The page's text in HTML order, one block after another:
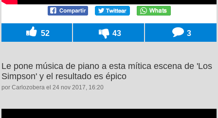
52 43 3
Le pone música de piano a esta mítica escena de 'Los
Simpson' y el resultado es épico
por Carlozobera el 24 nov 2017, 16:20